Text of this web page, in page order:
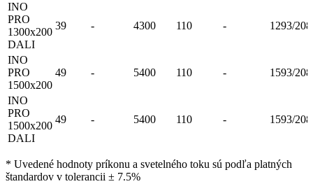
INO
PRO
1300x200
DALI
39 - 4300 110 - 1293/
INO
PRO
1500x200
49 - 5400 110 - 1593/
INO
PRO
1500x200
DALI
49 - 5400 110 - 1593/
* Uvedené hodnoty príkonu a svetelného toku sú podľa platných
štandardov v tolerancii ± 7.5%